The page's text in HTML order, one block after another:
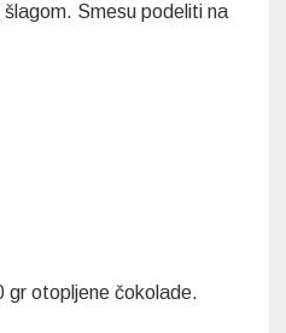
Smesu podeliti na
gr otopljene čokolade.